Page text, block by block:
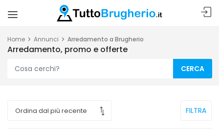
Home Annunci Arredamento a Brugherio
Arredamento, promo e offerte
CERCA
FILTRA